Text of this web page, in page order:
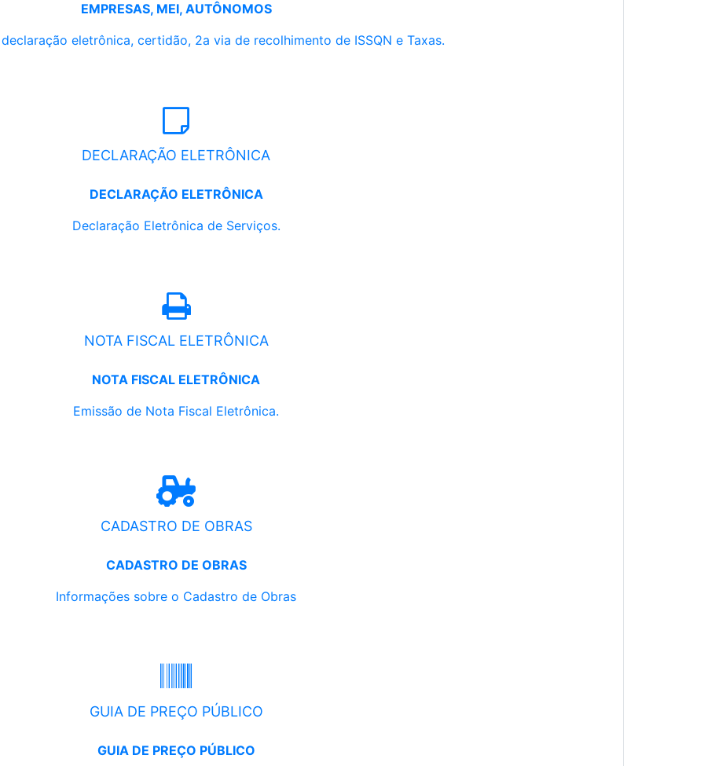
EMPRESAS, MEI, AUTÔNOMOS
eletrônica, certidão, 2a via de recolhimento de ISSQN e Taxas.
DECLARAÇÃO ELETRÔNICA
DECLARAÇÃO ELETRÔNICA
Declaração Eletrônica de Serviços.
NOTA FISCAL ELETRÔNICA
NOTA FISCAL ELETRÔNICA
Emissão de Nota Fiscal Eletrônica.
CADASTRO DE OBRAS
CADASTRO DE OBRAS
Informações sobre o Cadastro de Obras
GUIA DE PREÇO PÚBLICO
GUIA DE PREÇO PÚBLICO